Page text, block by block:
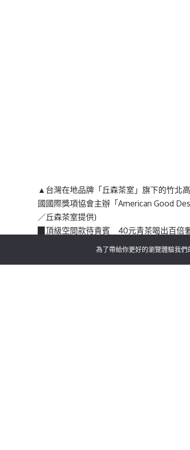
▲台灣在地品牌「丘森茶室」旗下的竹北
國國際獎項協會主辦「American Good
／丘森茶室提供)
▉頂級空間款待貴賓 40元青茶喝出百倍
走進丘森茶室竹北高鐵旗艦店，映入眼
為了帶給你更好的瀏覽體驗我